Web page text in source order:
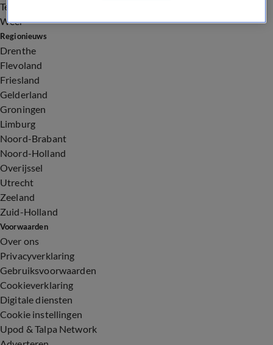
Tech
Weer
Regionieuws
Drenthe
Flevoland
Friesland
Gelderland
Groningen
Limburg
Noord-Brabant
Noord-Holland
Overijssel
Utrecht
Zeeland
Zuid-Holland
Voorwaarden
Over ons
Privacyverklaring
Gebruiksvoorwaarden
Cookieverklaring
Digitale diensten
Cookie instellingen
Upod & Talpa Network